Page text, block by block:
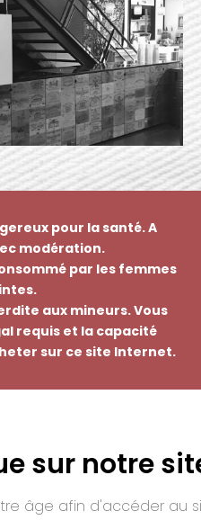
pour la santé. A
modération.
par les femmes
aux mineurs. Vous
requis et la capacité
sur ce site Internet.
sur notre
âge afin d'accéder au
Espale